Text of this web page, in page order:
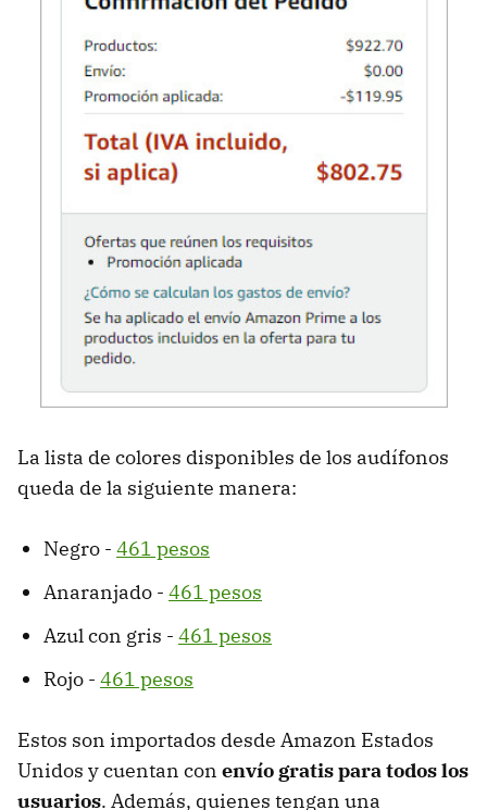
La lista de colores disponibles de los audífonos
queda de la siguiente manera:
Negro - 461 pesos
Anaranjado - 461 pesos
Azul con gris - 461 pesos
Rojo - 461 pesos
Estos son importados desde Amazon Estados
Unidos y cuentan con envío gratis para todos los
usuarios. Además, quienes tengan una